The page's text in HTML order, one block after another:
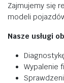
Zajmujemy się
modeli
Nasze usługi
Wypalenie